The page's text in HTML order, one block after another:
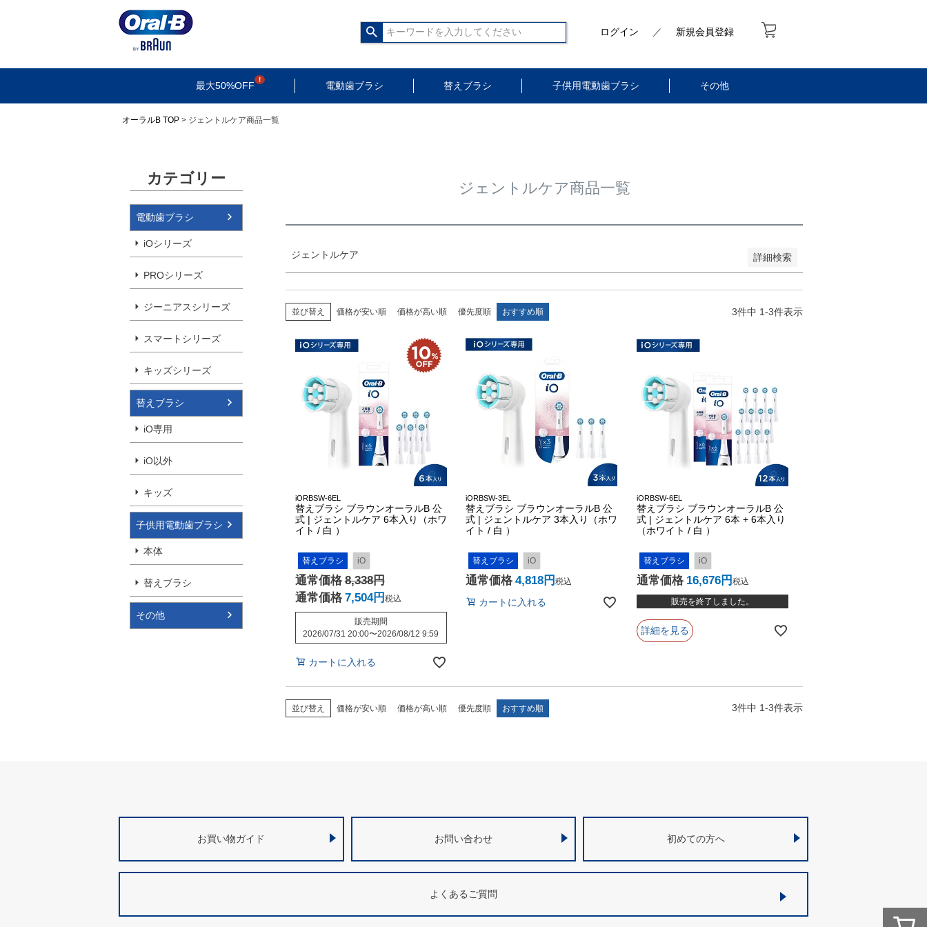
ログイン ／ 新規会員登録
最大50%OFF 電動歯ブラシ 替えブラシ 子供用電動歯ブラシ その他
オーラルB TOP ジェントルケア商品一覧
カテゴリー
電動歯ブラシ
iOシリーズ
PROシリーズ
ジーニアスシリーズ
スマートシリーズ
キッズシリーズ
替えブラシ
iO専用
iO以外
キッズ
子供用電動歯ブラシ
本体
替えブラシ
その他
ジェントルケア商品一覧
ジェントルケア 詳細検索
サイズ
バンドル販売
予約商品
予約商品のみを表示
キーワードヒット順
検索
並び替え 価格が安い順 価格が高い順 優先度順 おすすめ順 3件中 1-3件表示
iORBSW-6EL
替えブラシ ブラウンオーラルB 公
式 | ジェントルケア 6本入り（ホワ
イト / 白 ）
替えブラシ iO
通常価格 8,338
通常価格 7,504 税込
販売期間
2026/07/31 20:00〜2026/08/12 9:59
カートに入れる
iORBSW-3EL
替えブラシ ブラウンオーラルB 公
式 | ジェントルケア 3本入り（ホワ
イト / 白 ）
替えブラシ iO
通常価格 4,818 税込
カートに入れる
iORBSW-6EL
替えブラシ ブラウンオーラルB 公
式 | ジェントルケア 6本 + 6本入り
（ホワイト / 白 ）
替えブラシ iO
通常価格 16,676 税込
販売を終了しました。
詳細を見る
並び替え 価格が安い順 価格が高い順 優先度順 おすすめ順 3件中 1-3件表示
お買い物ガイド お問い合わせ 初めての方へ
よくあるご質問